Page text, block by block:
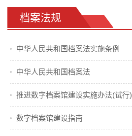
档案法规
中华人民共和国档案法实施条例
中华人民共和国档案法
推进数字档案馆建设实施办法(试行)
数字档案馆建设指南